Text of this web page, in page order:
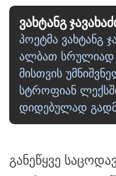
ვახტანგ
პოეტმა ვახტანგ
ალბათ სრულიად
მისთვის
სტროფიან
დიდებულად
განეწყვე